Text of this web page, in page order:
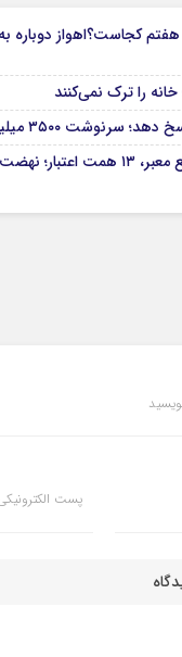
هفتم کجاست؟اهواز دوباره
را ترک نمی‌کنند
۳۵۰۰ میلیارد تومان چه شد؟
۳۱ میلیون مترمربع معبر، ۱۳
پست